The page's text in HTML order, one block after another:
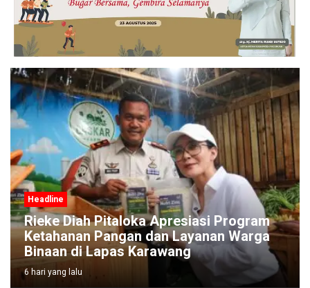
Headline
Rieke Diah Pitaloka Apresiasi Program
Ketahanan Pangan dan Layanan Warga
Binaan di Lapas Karawang
6 hari yang lalu